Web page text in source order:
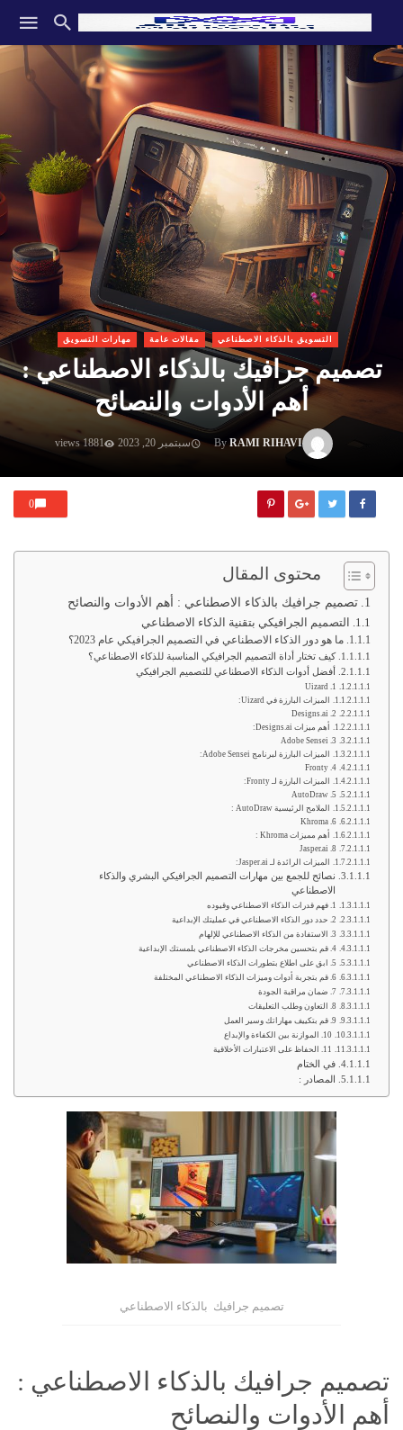
التسويق بالذكاء الاصطناعي مقالات عامة مهارات التسويق
تصميم جرافيك بالذكاء الاصطناعي :
أهم الأدوات والنصائح
ByRAMI RIHAVI سبتمبر 20, 2023 1881 views
0
محتوى المقال
تصميم جرافيك بالذكاء الاصطناعي : أهم الأدوات والنصائح
التصميم الجرافيكي بتقنية الذكاء الاصطناعي
ما هو دور الذكاء الاصطناعي في التصميم الجرافيكي عام 2023؟
كيف تختار أداة التصميم الجرافيكي المناسبة للذكاء الاصطناعي؟
أفضل أدوات الذكاء الاصطناعي للتصميم الجرافيكي
1. Uizard
الميزات البارزة في Uizard:
2. Designs.ai
أهم ميزات Designs.ai:
3. Adobe Sensei
الميزات البارزة لبرنامج Adobe Sensei:
4. Fronty
الميزات البارزة لـ Fronty:
5. AutoDraw
الملامح الرئيسية AutoDraw :
6. Khroma
أهم مميزات Khroma :
8. Jasper.ai
الميزات الرائدة لـ Jasper.ai:
نصائح للجمع بين مهارات التصميم الجرافيكي البشري والذكاء
الاصطناعي
1. فهم قدرات الذكاء الاصطناعي وقيوده
2. حدد دور الذكاء الاصطناعي في عمليتك الإبداعية
3. الاستفادة من الذكاء الاصطناعي للإلهام
4. قم بتحسين مخرجات الذكاء الاصطناعي بلمستك الإبداعية
5. ابق على اطلاع بتطورات الذكاء الاصطناعي
6. قم بتجربة أدوات وميزات الذكاء الاصطناعي المختلفة
7. ضمان مراقبة الجودة
8. التعاون وطلب التعليقات
9. قم بتكييف مهاراتك وسير العمل
10. الموازنة بين الكفاءة والإبداع
11. الحفاظ على الاعتبارات الأخلاقية
في الختام
المصادر :
تصميم جرافيك بالذكاء الاصطناعي
تصميم جرافيك بالذكاء الاصطناعي :
أهم الأدوات والنصائح